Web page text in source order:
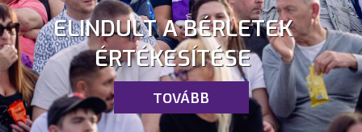
ELINDULT A BÉRLETEK
ÉRTÉKESÍTÉSE
TOVÁBB